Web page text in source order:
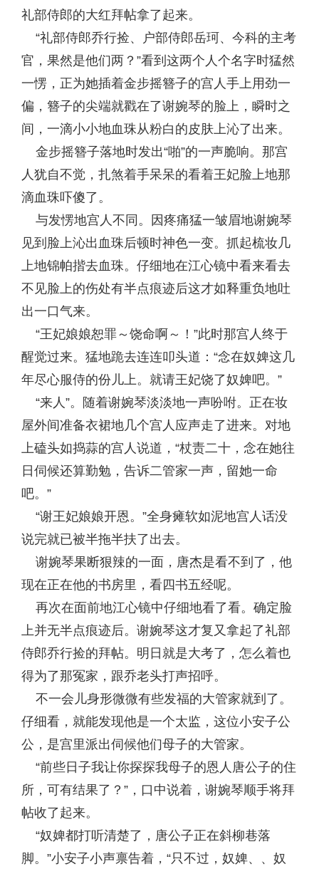
礼部侍郎的大红拜帖拿了起来。
“礼部侍郎乔行捡、户部侍郎岳珂、今科的主考
官，果然是他们两？”看到这两个人个名字时猛然
一愣，正为她插着金步摇簪子的宫人手上用劲一
偏，簪子的尖端就戳在了谢婉琴的脸上，瞬时之
间，一滴小小地血珠从粉白的皮肤上沁了出来。
金步摇簪子落地时发出“啪”的一声脆响。那宫
人犹自不觉，扎煞着手呆呆的看着王妃脸上地那
滴血珠吓傻了。
与发愣地宫人不同。因疼痛猛一皱眉地谢婉琴
见到脸上沁出血珠后顿时神色一变。抓起梳妆几
上地锦帕揩去血珠。仔细地在江心镜中看来看去
不见脸上的伤处有半点痕迹后这才如释重负地吐
出一口气来。
“王妃娘娘恕罪～饶命啊～！”此时那宫人终于
醒觉过来。猛地跪去连连叩头道：“念在奴婢这几
年尽心服侍的份儿上。就请王妃饶了奴婢吧。”
“来人”。随着谢婉琴淡淡地一声吩咐。正在妆
屋外间准备衣裙地几个宫人应声走了进来。对地
上磕头如捣蒜的宫人说道，“杖责二十，念在她往
日伺候还算勤勉，告诉二管家一声，留她一命
吧。”
“谢王妃娘娘开恩。”全身瘫软如泥地宫人话没
说完就已被半拖半扶了出去。
谢婉琴果断狠辣的一面，唐杰是看不到了，他
现在正在他的书房里，看四书五经呢。
再次在面前地江心镜中仔细地看了看。确定脸
上并无半点痕迹后。谢婉琴这才复又拿起了礼部
侍郎乔行捡的拜帖。明日就是大考了，怎么着也
得为了那冤家，跟乔老头打声招呼。
不一会儿身形微微有些发福的大管家就到了。
仔细看，就能发现他是一个太监，这位小安子公
公，是宫里派出伺候他们母子的大管家。
“前些日子我让你探探我母子的恩人唐公子的住
所，可有结果了？”，口中说着，谢婉琴顺手将拜
帖收了起来。
“奴婢都打听清楚了，唐公子正在斜柳巷落
脚。”小安子小声禀告着，“只不过，奴婢、、奴